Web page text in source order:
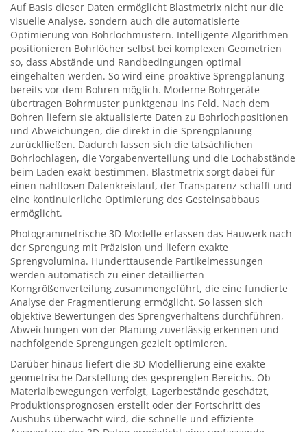
Auf Basis dieser Daten ermöglicht Blastmetrix nicht nur die
visuelle Analyse, sondern auch die automatisierte
Optimierung von Bohrlochmustern. Intelligente Algorithmen
positionieren Bohrlöcher selbst bei komplexen Geometrien
so, dass Abstände und Randbedingungen optimal
eingehalten werden. So wird eine proaktive Sprengplanung
bereits vor dem Bohren möglich. Moderne Bohrgeräte
übertragen Bohrmuster punktgenau ins Feld. Nach dem
Bohren liefern sie aktualisierte Daten zu Bohrlochpositionen
und Abweichungen, die direkt in die Sprengplanung
zurückfließen. Dadurch lassen sich die tatsächlichen
Bohrlochlagen, die Vorgabenverteilung und die Lochabstände
beim Laden exakt bestimmen. Blastmetrix sorgt dabei für
einen nahtlosen Datenkreislauf, der Transparenz schafft und
eine kontinuierliche Optimierung des Gesteinsabbaus
ermöglicht.
Photogrammetrische 3D-Modelle erfassen das Hauwerk nach
der Sprengung mit Präzision und liefern exakte
Sprengvolumina. Hunderttausende Partikelmessungen
werden automatisch zu einer detaillierten
Korngrößenverteilung zusammengeführt, die eine fundierte
Analyse der Fragmentierung ermöglicht. So lassen sich
objektive Bewertungen des Sprengverhaltens durchführen,
Abweichungen von der Planung zuverlässig erkennen und
nachfolgende Sprengungen gezielt optimieren.
Darüber hinaus liefert die 3D-Modellierung eine exakte
geometrische Darstellung des gesprengten Bereichs. Ob
Materialbewegungen verfolgt, Lagerbestände geschätzt,
Produktionsprognosen erstellt oder der Fortschritt des
Aushubs überwacht wird, die schnelle und effiziente